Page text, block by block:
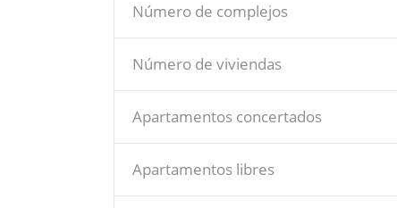
Número de complejos
Número de viviendas
Apartamentos concertados
Apartamentos libres